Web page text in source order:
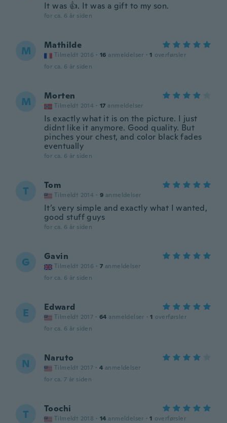
It was 👍. It was a gift to my son.
for ca. 6 år siden
M Mathilde
Tilmeldt 2016 · 16 anmeldelser · 1 overførsler
for ca. 6 år siden
M Morten
Tilmeldt 2014 · 17 anmeldelser
Is exactly what it is on the picture. I just
didnt like it anymore. Good quality. But
pinches your chest, and color black fades
eventually
for ca. 6 år siden
T Tom
Tilmeldt 2014 · 9 anmeldelser
It’s very simple and exactly what I wanted,
good stuff guys
for ca. 6 år siden
G Gavin
Tilmeldt 2016 · 7 anmeldelser
for ca. 6 år siden
E Edward
Tilmeldt 2017 · 64 anmeldelser · 1 overførsler
for ca. 6 år siden
N Naruto
Tilmeldt 2017 · 4 anmeldelser
for ca. 7 år siden
T Toochi
Tilmeldt 2018 · 14 anmeldelser · 1 overførsler